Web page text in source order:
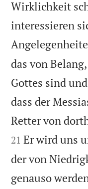
Wirklichkeit
interessieren
das von
Gottes sind
dass der
Retter von
21 Er wird uns
der von
genauso